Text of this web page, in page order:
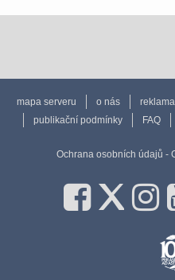
mapa serveru o nás reklama
publikační podmínky
FAQ
Ochrana osobních údajů -